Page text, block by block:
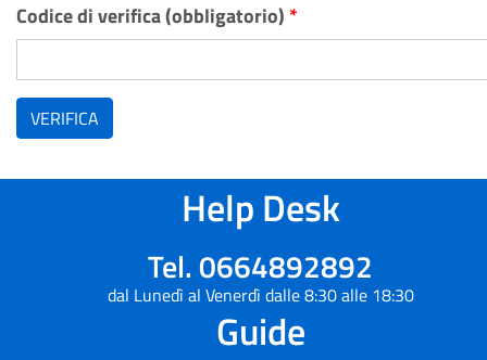
Codice di verifica (obbligatorio) *
VERIFICA
Help Desk
Tel. 0664892892
dal Lunedì al Venerdì dalle 8:30 alle 18:30
Guide